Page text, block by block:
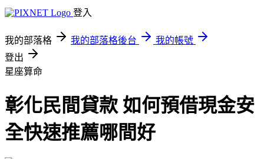
登入
我的部落格 我的部落格後台
我的帳號
登出
星座算命
彰化民間貸款 如何預借現金安
全快速推薦哪間好